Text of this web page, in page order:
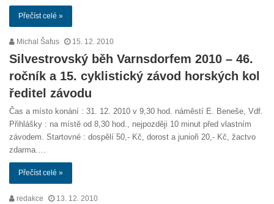
Přečíst celé »
Michal Šafus 15. 12. 2010
Silvestrovský běh Varnsdorfem 2010 – 46.
ročník a 15. cyklistický závod horských kol
ředitel závodu
Čas a místo konání : 31. 12. 2010 v 9,30 hod. náměstí E. Beneše, Vdf.
Přihlášky : na místě od 8,30 hod., nejpozději 10 minut před vlastním
závodem. Startovné : dospělí 50,- Kč, dorost a junioři 20,- Kč, žactvo
zdarma.…
Přečíst celé »
redakce 13. 12. 2010